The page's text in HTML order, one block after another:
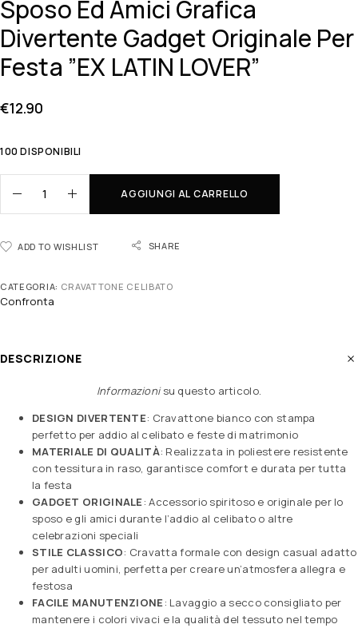
Sposo Ed Amici Grafica
Divertente Gadget Originale Per
Festa ”EX LATIN LOVER”
€12.90
100 DISPONIBILI
AGGIUNGI AL CARRELLO
ADD TO WISHLIST SHARE
CATEGORIA: CRAVATTONE CELIBATO
Confronta
DESCRIZIONE
Informazionisu questo articolo.
DESIGN DIVERTENTE: Cravattone bianco con stampa
perfetto per addio al celibato e feste di matrimonio
MATERIALE DI QUALITÀ: Realizzata in poliestere resistente
con tessitura in raso, garantisce comfort e durata per tutta
la festa
GADGET ORIGINALE: Accessorio spiritoso e originale per lo
sposo e gli amici durante l’addio al celibato o altre
celebrazioni speciali
STILE CLASSICO: Cravatta formale con design casual adatto
per adulti uomini, perfetta per creare un’atmosfera allegra e
festosa
FACILE MANUTENZIONE: Lavaggio a secco consigliato per
mantenere i colori vivaci e la qualità del tessuto nel tempo